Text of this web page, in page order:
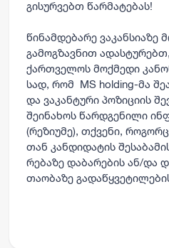
გისურვებთ წარმატებას!
წინამდებარე ვაკანსიაზე
გამოგზავნით
ქართველოს მოქმედი
სად, რომ MS holding-მა
და ვაკანტური პოზიციის
შეინახოს წარდგენილი
(რეზიუმე), თქვენი,
თან კანდიდატის
რებაზე დაბარების ან/და
თაობაზე